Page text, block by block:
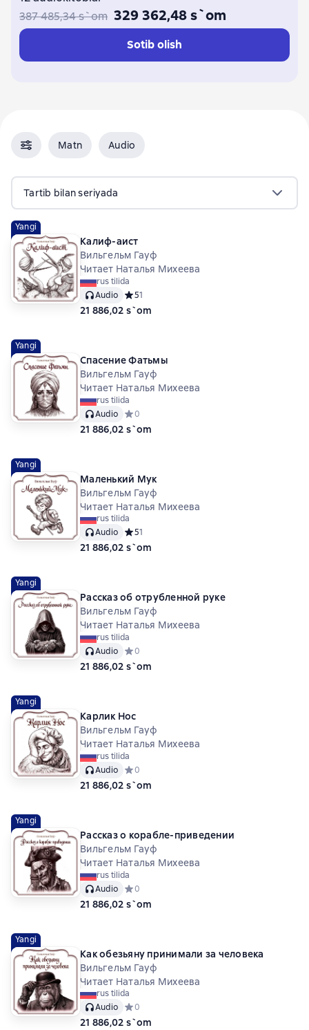
387 485,34 s`om 329 362,48 s`om
Sotib olish
Matn Audio
Tartib bilan seriyada
Yangi
Калиф-аист
Вильгельм Гауф
Читает Наталья Михеева
rus tilida
Audio
Средний рейтинг 5 на основе 1 оценок
51
21 886,02 s`om
Yangi
Спасение Фатьмы
Вильгельм Гауф
Читает Наталья Михеева
rus tilida
Audio
Средний рейтинг 0 на основе 0 оценок
0
21 886,02 s`om
Yangi
Маленький Мук
Вильгельм Гауф
Читает Наталья Михеева
rus tilida
Audio
Средний рейтинг 5 на основе 1 оценок
51
21 886,02 s`om
Yangi
Рассказ об отрубленной руке
Вильгельм Гауф
Читает Наталья Михеева
rus tilida
Audio
Средний рейтинг 0 на основе 0 оценок
0
21 886,02 s`om
Yangi
Карлик Нос
Вильгельм Гауф
Читает Наталья Михеева
rus tilida
Audio
Средний рейтинг 0 на основе 0 оценок
0
21 886,02 s`om
Yangi
Рассказ о корабле-приведении
Вильгельм Гауф
Читает Наталья Михеева
rus tilida
Audio
Средний рейтинг 0 на основе 0 оценок
0
21 886,02 s`om
Yangi
Как обезьяну принимали за человека
Вильгельм Гауф
Читает Наталья Михеева
rus tilida
Audio
Средний рейтинг 0 на основе 0 оценок
0
21 886,02 s`om